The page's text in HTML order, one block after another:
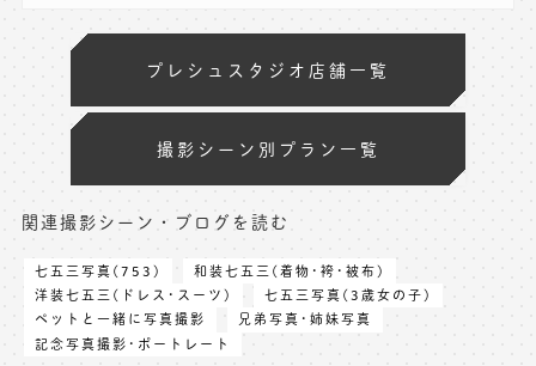
プレシュスタジオ店舗一覧
撮影シーン別プラン一覧
関連撮影シーン・ブログを読む
七五三写真(753)
和装七五三(着物･袴･被布)
洋装七五三(ドレス･スーツ)
七五三写真(3歳女の子)
ペットと一緒に写真撮影
兄弟写真･姉妹写真
記念写真撮影･ポートレート